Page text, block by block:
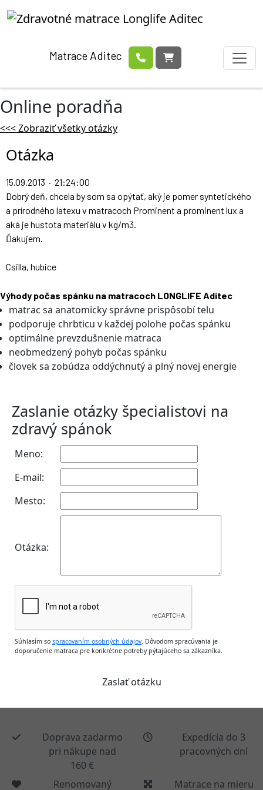
Matrace Aditec
Online poradňa
<<< Zobraziť všetky otázky
Otázka
15.09.2013 · 21:24:00
Dobrý deň, chcela by som sa opýtať, aký je pomer syntetického
a prírodného latexu v matracoch Prominent a prominent lux a
aká je hustota materiálu v kg/m3.
Ďakujem.
Csilla, hubice
Výhody počas spánku na matracoch LONGLIFE Aditec
matrac sa anatomicky správne prispôsobí telu
podporuje chrbticu v každej polohe počas spánku
optimálne prevzdušnenie matraca
neobmedzený pohyb počas spánku
človek sa zobúdza oddýchnutý a plný novej energie
Zaslanie otázky špecialistovi na
zdravý spánok
Meno:
E-mail:
Mesto:
Otázka:
Súhlasím so spracovaním osobných údajov. Dôvodom spracúvania je
doporučenie matraca pre konkrétne potreby pýtajúceho sa zákazníka.
Doprava zadarmo
pri nákupe nad
160 €
Expedícia do 3
pracovných dní
Renomovaný
Matrace na mieru